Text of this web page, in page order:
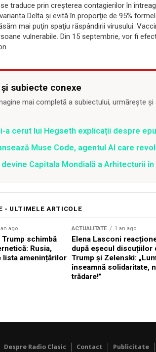
traduce prin creşterea contagierilor în
Delta şi evită în proporţie de 95%
mai puţin spaţiu răspândirii virusului.
vulnerabile. Din 15 septembrie, vor fi
subiecte conexe
mai completă a subiectului, urmărește
a cerut lui Hegseth explicații despre
Muse Code, agentul AI care
Capitala Mondială a Arhitecturii în
- ULTIMELE ARTICOLE
an ago
schimbă
Rusia,
lista amenințărilor
ACTUALITATE 1 an ago
Elena Lasconi
după eșecul discuțiilor
Trump și Zelenski:
înseamnă solidaritate,
trădare!”
Despre Radio Clasic Contact Publicitate